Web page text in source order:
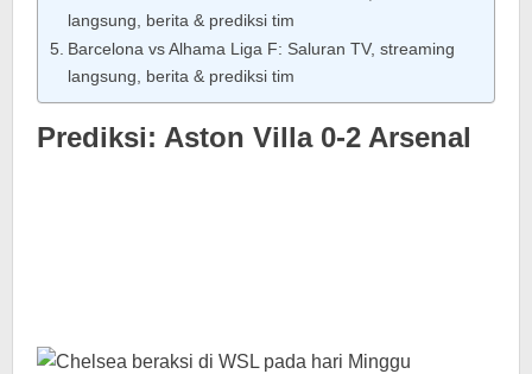
langsung, berita & prediksi tim
Barcelona vs Alhama Liga F: Saluran TV, streaming
langsung, berita & prediksi tim
Prediksi: Aston Villa 0-2 Arsenal